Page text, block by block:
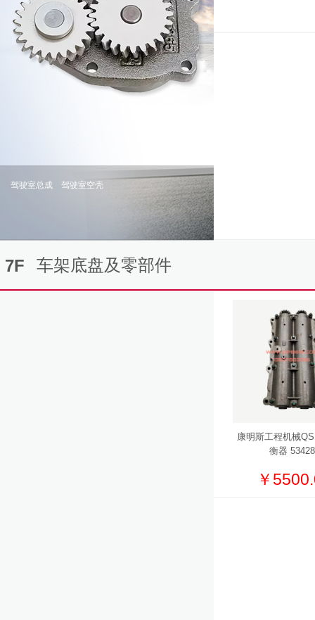
驾驶室总成 驾驶室空壳
7F 车架底盘及零部件
康明斯工程机械
衡器
￥